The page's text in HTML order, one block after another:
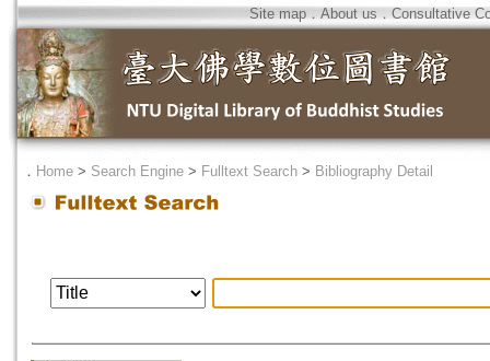
Site map．About us ． Consultative
． Home > Search Engine > Fulltext Search > Bibliography Detail